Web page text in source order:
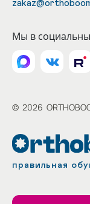
Мы в
© 2026
правильная